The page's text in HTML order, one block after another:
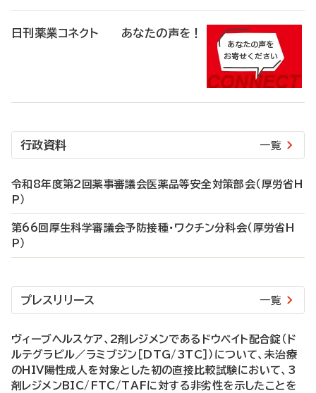
日刊薬業コネクト あなたの声を！
行政資料 一覧
令和8年度第2回薬事審議会医薬品等安全対策部会（厚労省H
P）
第66回厚生科学審議会予防接種・ワクチン分科会（厚労省H
P）
プレスリリース 一覧
ヴィーブヘルスケア、2剤レジメンであるドウベイト配合錠（ド
ルテグラビル／ラミブジン［DTG/3TC］）について、未治療
のHIV陽性成人を対象とした初の直接比較試験において、3
剤レジメンBIC/FTC/TAFに対する非劣性を示したことを